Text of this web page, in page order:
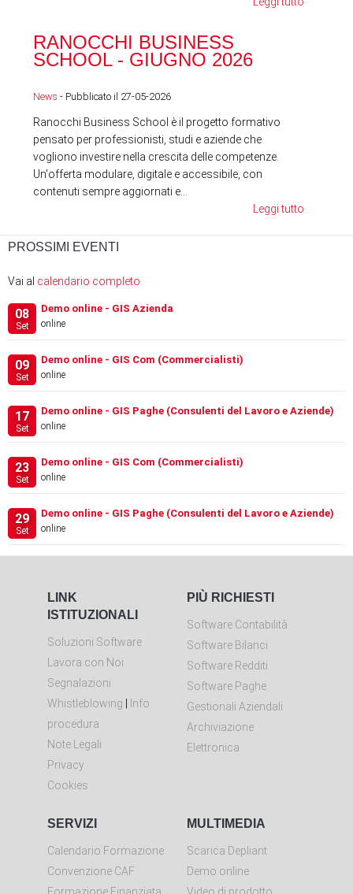
RANOCCHI BUSINESS
SCHOOL - GIUGNO 2026
News - Pubblicato il 27-05-2026
Ranocchi Business School è il progetto formativo
pensato per professionisti, studi e aziende che
vogliono investire nella crescita delle competenze.
Un'offerta modulare, digitale e accessibile, con
contenuti sempre aggiornati e...
Leggi tutto
PROSSIMI EVENTI
Vai al calendario completo
08
Set
Demo online - GIS Azienda
online
09
Set
Demo online - GIS Com (Commercialisti)
online
17
Set
Demo online - GIS Paghe (Consulenti del Lavoro e Aziende)
online
23
Set
Demo online - GIS Com (Commercialisti)
online
29
Set
Demo online - GIS Paghe (Consulenti del Lavoro e Aziende)
online
LINK
ISTITUZIONALI
Soluzioni Software
Lavora con Noi
Segnalazioni
Whistleblowing | Info
procedura
Note Legali
Privacy
Cookies
PIÙ RICHIESTI
Software Contabilità
Software Bilanci
Software Redditi
Software Paghe
Gestionali Aziendali
Archiviazione
Elettronica
SERVIZI
Calendario Formazione
Convenzione CAF
Formazione Finanziata
MULTIMEDIA
Scarica Depliant
Demo online
Video di prodotto